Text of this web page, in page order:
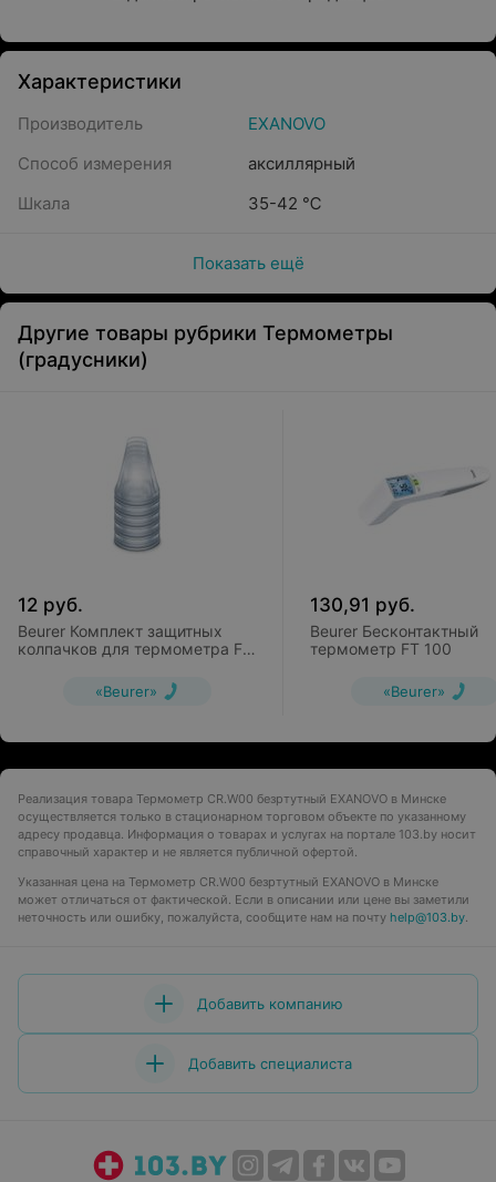
Характеристики
Производитель
EXANOVO
Способ измерения
аксиллярный
Шкала
35-42 ℃
Показать ещё
Другие товары рубрики Термометры
(градусники)
12 руб.
Beurer Комплект защитных
колпачков для термометра FT
«Beurer»
130,91 руб.
Beurer Бесконтактный
термометр FT 100
«Beurer»
Реализация товара Термометр CR.W00 безртутный EXANOVO в Минске
осуществляется только в стационарном торговом объекте по указанному
адресу продавца. Информация о товарах и услугах на портале 103.by носит
справочный характер и не является публичной офертой.
Указанная цена на Термометр CR.W00 безртутный EXANOVO в Минске
может отличаться от фактической. Если в описании или цене вы заметили
неточность или ошибку, пожалуйста, сообщите нам на почту help@103.by.
Добавить компанию
Добавить специалиста